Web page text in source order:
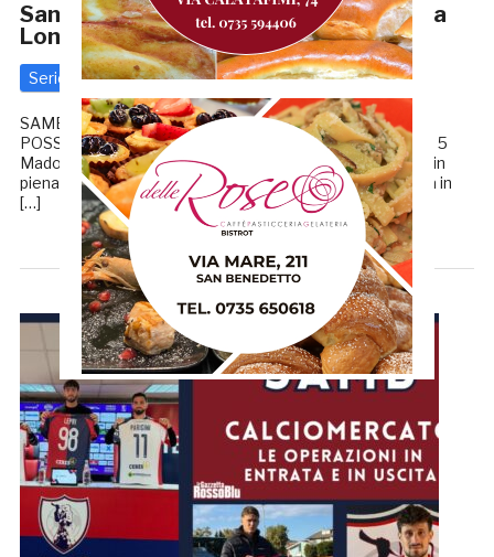
Samb-Torres 1-2, LE PAGELLE: Da Tosi a
Lonardo, quante bocciature
Serie C 16 Febbraio 2026 diRedazione GRB
SAMB-TORRES 1-2, LA CRONACA MANCINELLI: «NON
POSSIAMO ALZARE BANDIERA BIANCA» ORSINI 5
Madornale, al 12’, l’errore sul cross dalla destra che arriva in
piena area piccola: resta piantato tra i pali e Sorrentino va in
[…]